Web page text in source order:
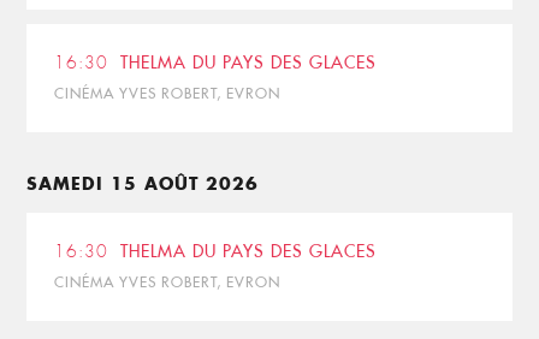
16:30 THELMA DU PAYS DES GLACES
CINÉMA YVES ROBERT, EVRON
SAMEDI 15 AOÛT 2026
16:30 THELMA DU PAYS DES GLACES
CINÉMA YVES ROBERT, EVRON